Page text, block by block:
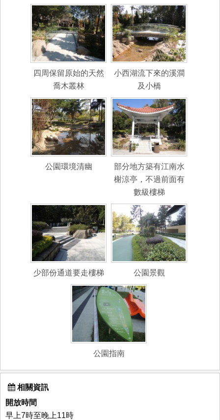
四周保留原始的天然
喬木叢林
小西湖流下來的溪澗
及小橋
公園環境清幽
部分地方築有江南水
榭涼亭，不過前面有
數級樓梯
少部份通道要走樓梯 公園景觀
公園指南
相關資訊
開放時間
早上7時至晚上11時